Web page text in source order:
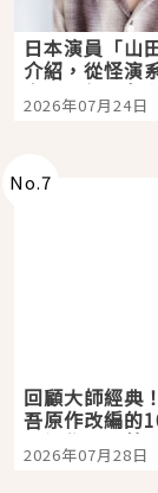
日本演員「山
介紹，從怪演
向國民級日劇
2026年07月24日
No.7
回顧大師經典
吾原作改編的
影視作品推薦
2026年07月28日